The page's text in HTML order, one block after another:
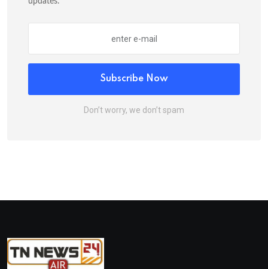
Subscribe Now
Don’t worry, we don’t spam